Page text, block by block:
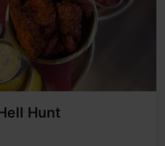
Hunt